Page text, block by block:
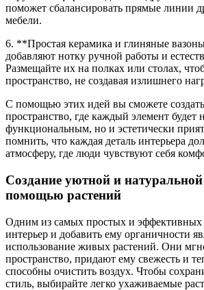
поможет сбалансировать прямые линии
мебели.
6. **Простая керамика и глиняные
добавляют нотку ручной работы и
Размещайте их на полках или столах,
пространство, не создавая излишнего
С помощью этих идей вы сможете
пространство, где каждый элемент будет
функциональным, но и эстетически
помнить, что каждая деталь интерьера
атмосферу, где люди чувствуют себя
Создание уютной и
помощью растений
Одним из самых простых и эффективных
интерьер и добавить ему органичности
использование живых растений. Они
пространство, придают ему свежесть и
способны очистить воздух. Чтобы
стиль, выбирайте легко ухаживаемые